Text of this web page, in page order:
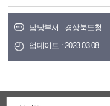
담당부서 : 경상북도청
업데이트 : 2023.03.08